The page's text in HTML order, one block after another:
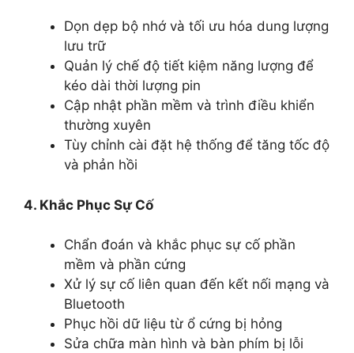
Dọn dẹp bộ nhớ và tối ưu hóa dung lượng
lưu trữ
Quản lý chế độ tiết kiệm năng lượng để
kéo dài thời lượng pin
Cập nhật phần mềm và trình điều khiển
thường xuyên
Tùy chỉnh cài đặt hệ thống để tăng tốc độ
và phản hồi
4. Khắc Phục Sự Cố
Chẩn đoán và khắc phục sự cố phần
mềm và phần cứng
Xử lý sự cố liên quan đến kết nối mạng và
Bluetooth
Phục hồi dữ liệu từ ổ cứng bị hỏng
Sửa chữa màn hình và bàn phím bị lỗi